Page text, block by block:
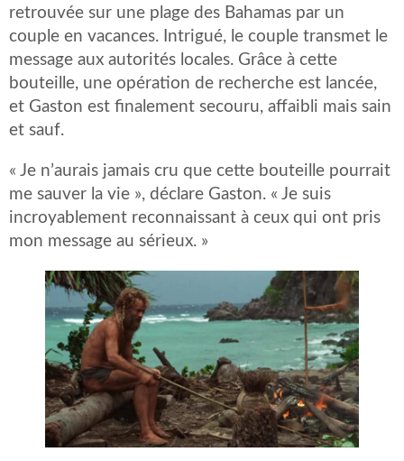
retrouvée sur une plage des Bahamas par un
couple en vacances. Intrigué, le couple transmet le
message aux autorités locales. Grâce à cette
bouteille, une opération de recherche est lancée,
et Gaston est finalement secouru, affaibli mais sain
et sauf.
« Je n’aurais jamais cru que cette bouteille pourrait
me sauver la vie », déclare Gaston. « Je suis
incroyablement reconnaissant à ceux qui ont pris
mon message au sérieux. »